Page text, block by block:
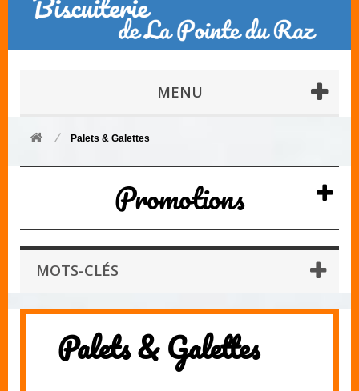
MENU
Palets & Galettes
Promotions
MOTS-CLÉS
Palets & Galettes